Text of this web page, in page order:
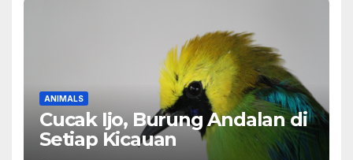
ANIMALS
Cucak Ijo, Burung Andalan di
Setiap Kicauan